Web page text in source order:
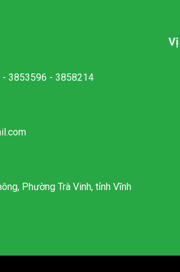
3853596 - 3858214
Phường Trà Vinh, tỉnh Vĩnh